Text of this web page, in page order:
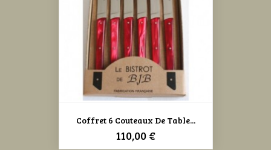
Coffret 6 Couteaux De Table...
Prix
110,00 €